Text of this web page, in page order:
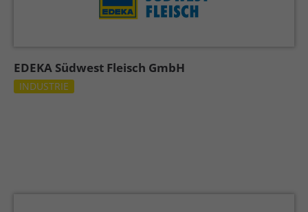
EDEKA Südwest Fleisch GmbH
INDUSTRIE